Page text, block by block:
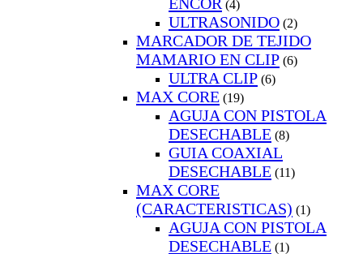
(4)
ULTRASONIDO (2)
MARCADOR DE TEJIDO
MAMARIO EN CLIP (6)
ULTRA CLIP (6)
MAX CORE (19)
AGUJA CON PISTOLA
DESECHABLE (8)
GUIA COAXIAL
DESECHABLE (11)
MAX CORE
(CARACTERISTICAS) (1)
AGUJA CON PISTOLA
DESECHABLE (1)